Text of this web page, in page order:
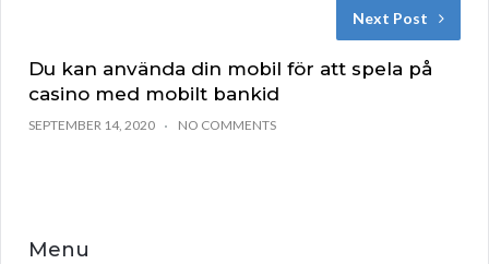
Next Post
Du kan använda din mobil för att spela på
casino med mobilt bankid
SEPTEMBER 14, 2020 NO COMMENTS
Menu